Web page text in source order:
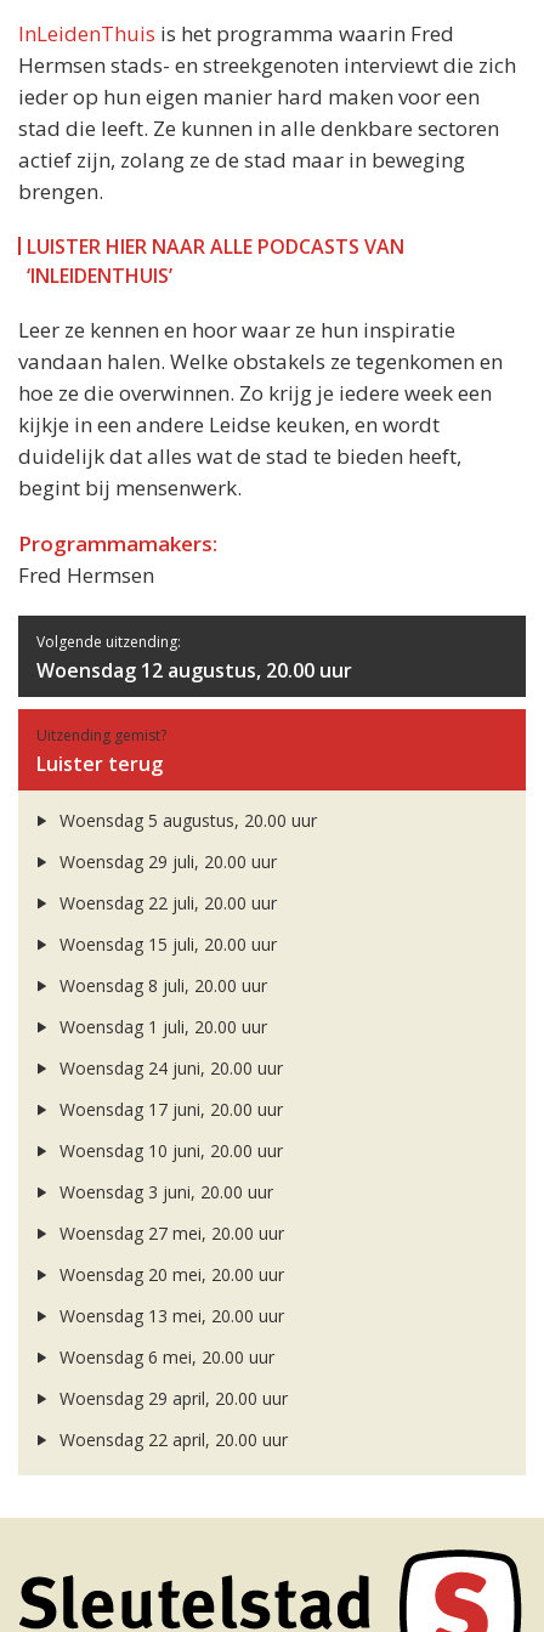
InLeidenThuis is het programma waarin Fred
Hermsen stads- en streekgenoten interviewt die zich
ieder op hun eigen manier hard maken voor een
stad die leeft. Ze kunnen in alle denkbare sectoren
actief zijn, zolang ze de stad maar in beweging
brengen.
LUISTER HIER NAAR ALLE PODCASTS VAN
‘INLEIDENTHUIS’
Leer ze kennen en hoor waar ze hun inspiratie
vandaan halen. Welke obstakels ze tegenkomen en
hoe ze die overwinnen. Zo krijg je iedere week een
kijkje in een andere Leidse keuken, en wordt
duidelijk dat alles wat de stad te bieden heeft,
begint bij mensenwerk.
Programmamakers:
Fred Hermsen
Volgende uitzending:
Woensdag 12 augustus, 20.00 uur
Uitzending gemist?
Luister terug
Woensdag 5 augustus, 20.00 uur
Woensdag 29 juli, 20.00 uur
Woensdag 22 juli, 20.00 uur
Woensdag 15 juli, 20.00 uur
Woensdag 8 juli, 20.00 uur
Woensdag 1 juli, 20.00 uur
Woensdag 24 juni, 20.00 uur
Woensdag 17 juni, 20.00 uur
Woensdag 10 juni, 20.00 uur
Woensdag 3 juni, 20.00 uur
Woensdag 27 mei, 20.00 uur
Woensdag 20 mei, 20.00 uur
Woensdag 13 mei, 20.00 uur
Woensdag 6 mei, 20.00 uur
Woensdag 29 april, 20.00 uur
Woensdag 22 april, 20.00 uur